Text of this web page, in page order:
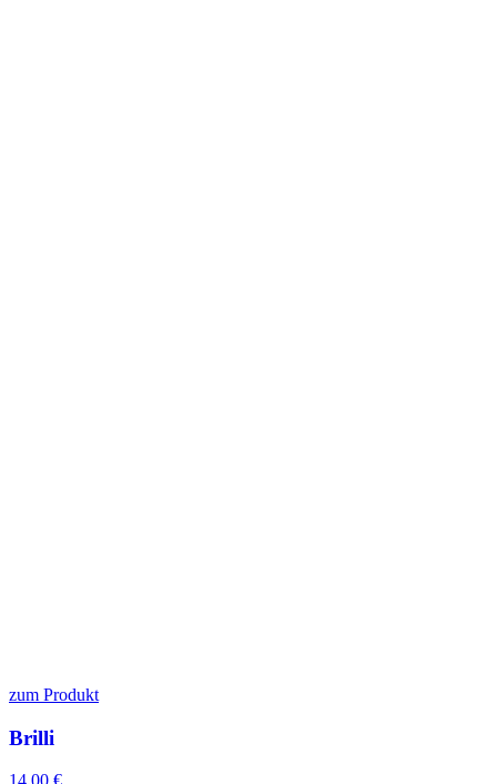
zum Produkt
Brilli